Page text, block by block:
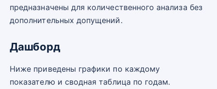
предназначены для количественного анализа без
дополнительных допущений.
Дашборд
Ниже приведены графики по каждому
показателю и сводная таблица по годам.